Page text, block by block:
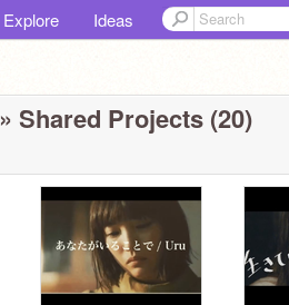
Explore Ideas
» Shared Projects (20)